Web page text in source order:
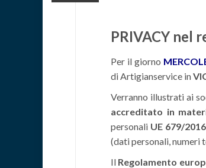
PRIVACY nel
Per il giorno
di Artigianservice in
Verranno illustrati ai
accreditato in
personali UE 679/
(dati personali, numeri
Il Regolamento